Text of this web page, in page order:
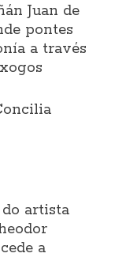
Juan de
pontes
a través
artista
a